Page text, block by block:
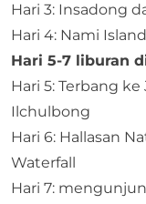
Hari 3: Insadong
Hari 4: Nami
Hari 5-7 liburan
Hari 5: Terbang
Ilchulbong
Hari 6: Hallasan
Waterfall
Hari 7: